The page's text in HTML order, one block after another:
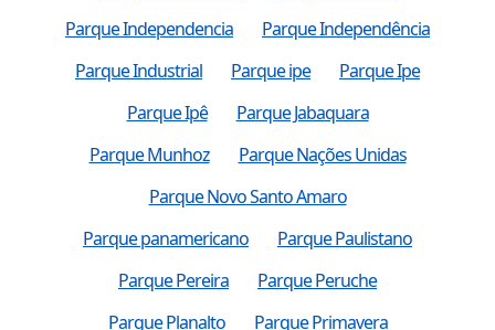
Parque Independencia
Parque Independência
Parque Industrial
Parque ipe
Parque Ipe
Parque Ipê
Parque Jabaquara
Parque Munhoz
Parque Nações Unidas
Parque Novo Santo Amaro
Parque panamericano
Parque Paulistano
Parque Pereira
Parque Peruche
Parque Planalto
Parque Primavera